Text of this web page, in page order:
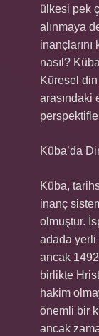
ülkesi pek
alınmaya
inançlarını
nasıl?
Küresel
arasındaki
Küba’da
Küba,
inanç
olmuştur.
adada yerli
ancak
birlikte
hakim
önemli bir
ancak